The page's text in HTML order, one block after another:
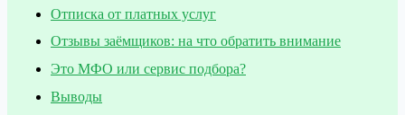
Отписка от платных услуг
Отзывы заёмщиков: на что обратить внимание
Это МФО или сервис подбора?
Выводы